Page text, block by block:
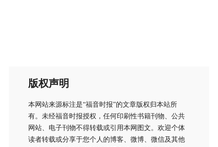
版权声明
本网站来源标注是“福音时报”的文章版权归本站所
有。未经福音时报授权，任何印刷性书籍刊物、公共
网站、电子刊物不得转载或引用本网图文。欢迎个体
读者转载或分享于您个人的博客、微博、微信及其他